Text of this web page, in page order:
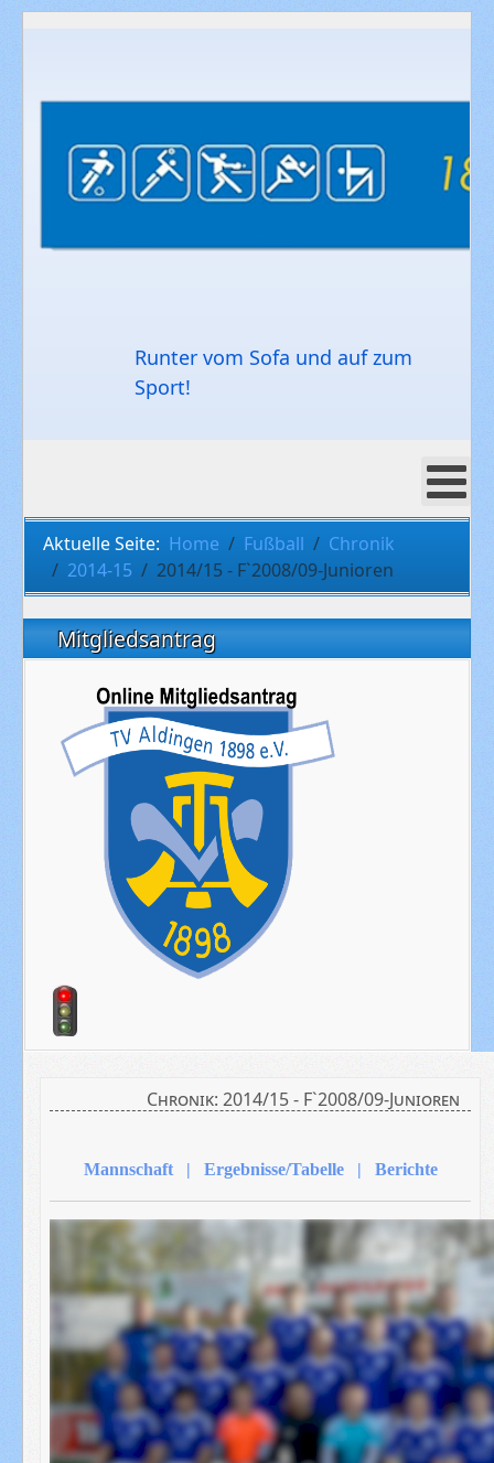
Runter vom Sofa und auf zum
Sport!
Aktuelle Seite: Home Fußball
Chronik
2014-15
2014/15 - F`2008/09-Junioren
Mitgliedsantrag
Chronik: 2014/15 - F`2008/09-Junioren
Mannschaft | Ergebnisse/Tabelle | Berichte